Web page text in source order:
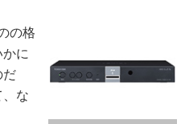
の格
に
だ
な